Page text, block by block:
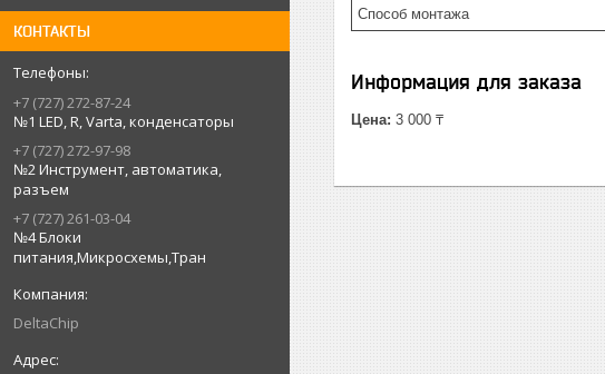
КОНТАКТЫ
+7 (727) 272-87-24
№1 LED, R, Varta, конденсаторы
+7 (727) 272-97-98
№2 Инструмент, автоматика,
разъем
+7 (727) 261-03-04
№4 Блоки
питания,Микросхемы,Тран
DeltaChip
Способ монтажа
Информация для заказа
Цена: 3 000 ₸